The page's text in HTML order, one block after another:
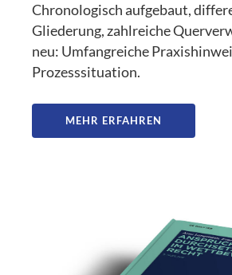
Chronologisch aufgebaut,
Gliederung, zahlreiche
neu: Umfangreiche
Prozesssituation.
MEHR ERFAHREN